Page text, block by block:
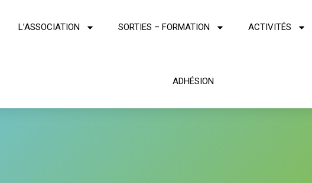
L’ASSOCIATION SORTIES – FORMATION ACTIVITÉS
ADHÉSION